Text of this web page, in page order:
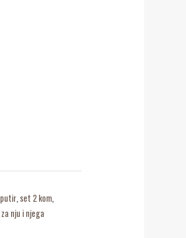
putir,set 2 kom,
za nju i njega